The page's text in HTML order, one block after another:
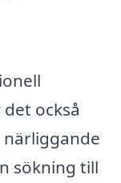
också
sökning till